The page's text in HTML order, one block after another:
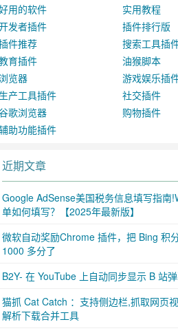
用的软件
实用教程
发者插件
插件排行版
件推荐
搜索工具插
育插件
油猴脚本
览器
游戏娱乐插
生产工具插件
社交插件
歌浏览器
购物插件
助功能插件
近期文章
Google AdSense美国税务信息填写指南
单如何填写？【2025年最新版】
微软自动奖励Chrome 插件，把 Bing 积
1000 多分了
B2Y- 在 YouTube 上自动同步显示 B 站
猫抓 Cat Catch ：支持侧边栏,抓取网页
解析下载合并工具